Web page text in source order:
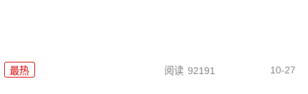
最热 阅读 92191 10-27